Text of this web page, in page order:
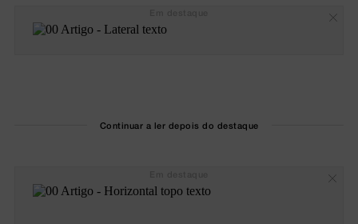
Continuar a ler depois do destaque